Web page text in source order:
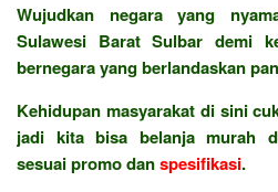
Wujudkan negara yang
Sulawesi Barat Sulbar demi
bernegara yang berlandaskan
Kehidupan masyarakat di sini
jadi kita bisa belanja murah
sesuai promo danspesifikasi.